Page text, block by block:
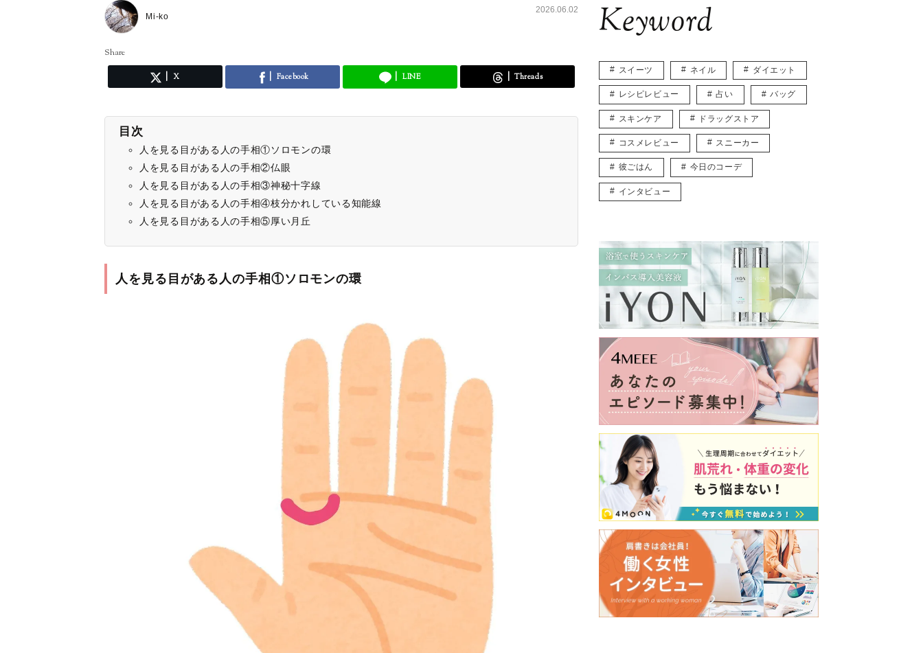
Mi-ko
2026.06.02
Share
X Facebook LINE Threads
目次
人を見る目がある人の手相①ソロモンの環
人を見る目がある人の手相②仏眼
人を見る目がある人の手相③神秘十字線
人を見る目がある人の手相④枝分かれしている知能線
人を見る目がある人の手相⑤厚い月丘
人を見る目がある人の手相①ソロモンの環
Keyword
スイーツ ネイル ダイエット
レシピレビュー 占い バッグ
スキンケア ドラッグストア
コスメレビュー スニーカー
彼ごはん 今日のコーデ
インタビュー